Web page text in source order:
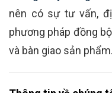
nên có sự tư vấn,
phương pháp đồng
và bàn giao sản phẩm.